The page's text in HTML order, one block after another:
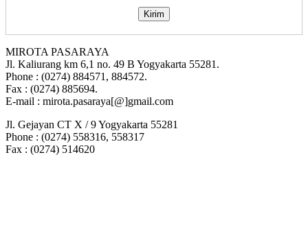
MIROTA PASARAYA
Jl. Kaliurang km 6,1 no. 49 B Yogyakarta 55281.
Phone : (0274) 884571, 884572.
Fax : (0274) 885694.
E-mail : mirota.pasaraya[@]gmail.com
Jl. Gejayan CT X / 9 Yogyakarta 55281
Phone : (0274) 558316, 558317
Fax : (0274) 514620